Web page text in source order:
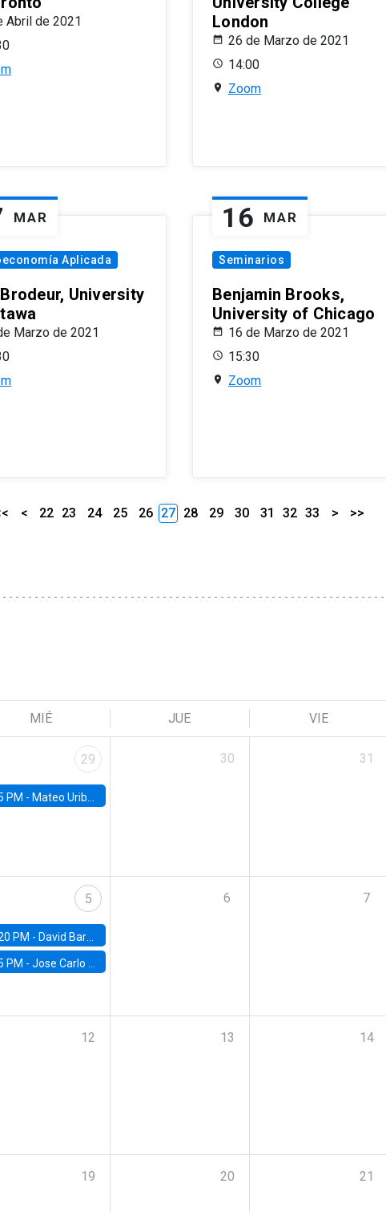
Abril de 2021
London
26 de Marzo de 2021
14:00
Zoom
MAR
Aplicada
University
Marzo de 2021
16 MAR
Seminarios
Benjamin Brooks,
University of Chicago
16 de Marzo de 2021
15:30
Zoom
< 22 23 24 25 26 27 28 29 30 31 32 33 > >>
MIÉ JUE VIE
29
PM - Mateo Uribe-Castro, Universidad de los Andes (Colombia)
30 31
5
PM - David Bardey, Universidad de los Andes - CEDE
PM -Jose Carlo Bermudez, UC (ME) & World Bank
6 7
12 13 14
19 20 21